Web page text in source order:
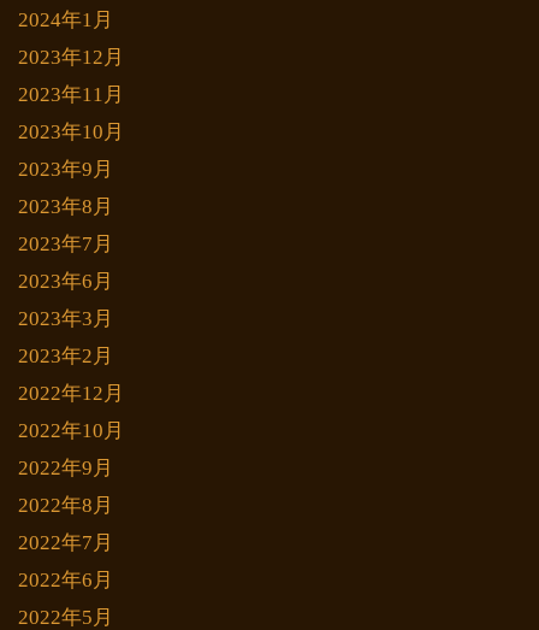
2024年1月
2023年12月
2023年11月
2023年10月
2023年9月
2023年8月
2023年7月
2023年6月
2023年3月
2023年2月
2022年12月
2022年10月
2022年9月
2022年8月
2022年7月
2022年6月
2022年5月